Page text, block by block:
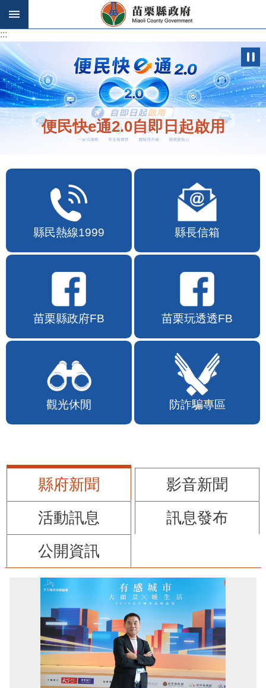
跳到主要內容區塊
:::
:::
便民快e通2.0自即日起啟用
縣民熱線1999 縣長信箱
苗栗縣政府FB 苗栗玩透透FB
觀光休閒 防詐騙專區
縣府新聞
影音新聞
活動訊息
訊息發布
公開資訊